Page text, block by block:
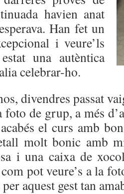
havien anat
Han fet un
i veure’ls
una autèntica
celebrar-ho.
divendres passat
de grup, a més
el curs amb
molt bonic amb
i una caixa de
pot veure’s a la
aquest gest tan